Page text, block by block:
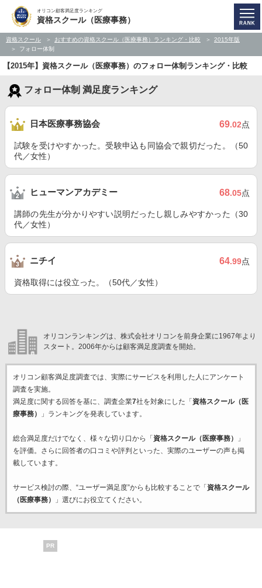
オリコン顧客満足度ランキング
資格スクール（医療事務）
資格スクール おすすめの資格スクール（医療事務）ランキング・比較
2015年版
フォロー体制
【2015年】資格スクール（医療事務）のフォロー体制ランキング・比較
フォロー体制 満足度ランキング
日本医療事務協会 69.02点
試験を受けやすかった。受験申込も同協会で親切だった。（50
代／女性）
ヒューマンアカデミー 68.05点
講師の先生が分かりやすい説明だったし親しみやすかった（30
代／女性）
ニチイ 64.99点
資格取得には役立った。（50代／女性）
オリコンランキングは、株式会社オリコンを前身企業に1967年より
スタート。2006年からは顧客満足度調査を開始。
オリコン顧客満足度調査では、実際にサービスを利用した 人にアンケート
調査を実施。
満足度に関する回答を基に、調査企業7社を対象にした「 資格スクール（医
療事務）
」ランキングを発表しています。
総合満足度だけでなく、様々な切り口から「 資格スクール（医療事務）
」
を評価。さらに回答者の口コミや評判といった、実際のユーザーの声も掲
載しています。
サービス検討の際、“ユーザー満足度”からも比較することで「 資格スクール
（医療事務）
」選びにお役立てください。
PR